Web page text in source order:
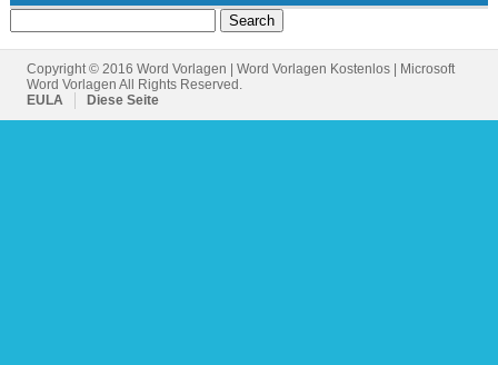
for:
Copyright © 2016 Word Vorlagen | Word Vorlagen Kostenlos | Microsoft
Word Vorlagen All Rights Reserved.
EULA
Diese Seite